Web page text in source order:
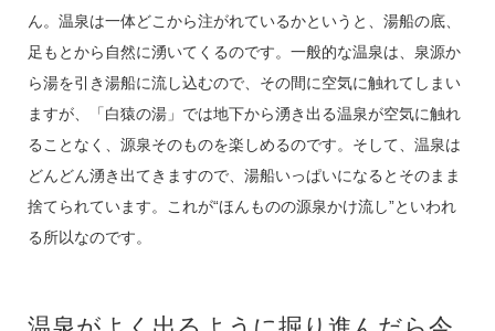
ん。温泉は一体どこから注がれているかというと、湯船の底、
足もとから自然に湧いてくるのです。一般的な温泉は、泉源か
ら湯を引き湯船に流し込むので、その間に空気に触れてしまい
ますが、「白猿の湯」では地下から湧き出る温泉が空気に触れ
ることなく、源泉そのものを楽しめるのです。そして、温泉は
どんどん湧き出てきますので、湯船いっぱいになるとそのまま
捨てられています。これが“ほんものの源泉かけ流し”といわれ
る所以なのです。